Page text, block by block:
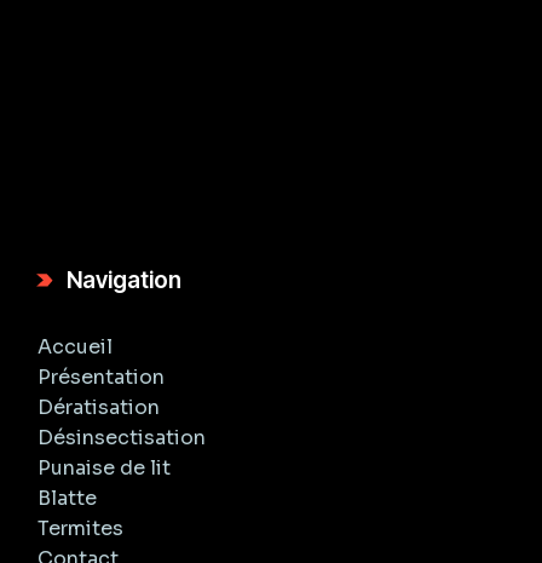
Navigation
Accueil
Présentation
Dératisation
Désinsectisation
Punaise de lit
Blatte
Termites